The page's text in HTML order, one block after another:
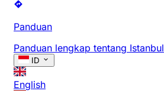
Panduan
Panduan lengkap tentang Istanbul
ID
English